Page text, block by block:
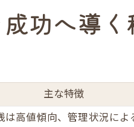
だんらん住宅なら叶う高値
だんらん住宅の不動産
VR室内写真の活用で
直接買取とオークシ
功へ導く
主な特徴
は高値傾向、管理状況によ